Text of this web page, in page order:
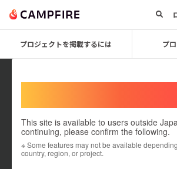
プロジェクトを掲載するには プ
This site is available to users outside
continuing, please confirm the following.
※ Some features may not be available
country, region, or project.
apollo1